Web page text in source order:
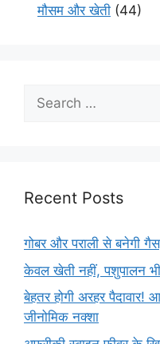
मौसम और खेती (44)
Recent Posts
गोबर और पराली से बनेगी
केवल खेती नहीं, पशुपालन
बेहतर होगी अरहर पैदावार!
जीनोमिक नक्शा